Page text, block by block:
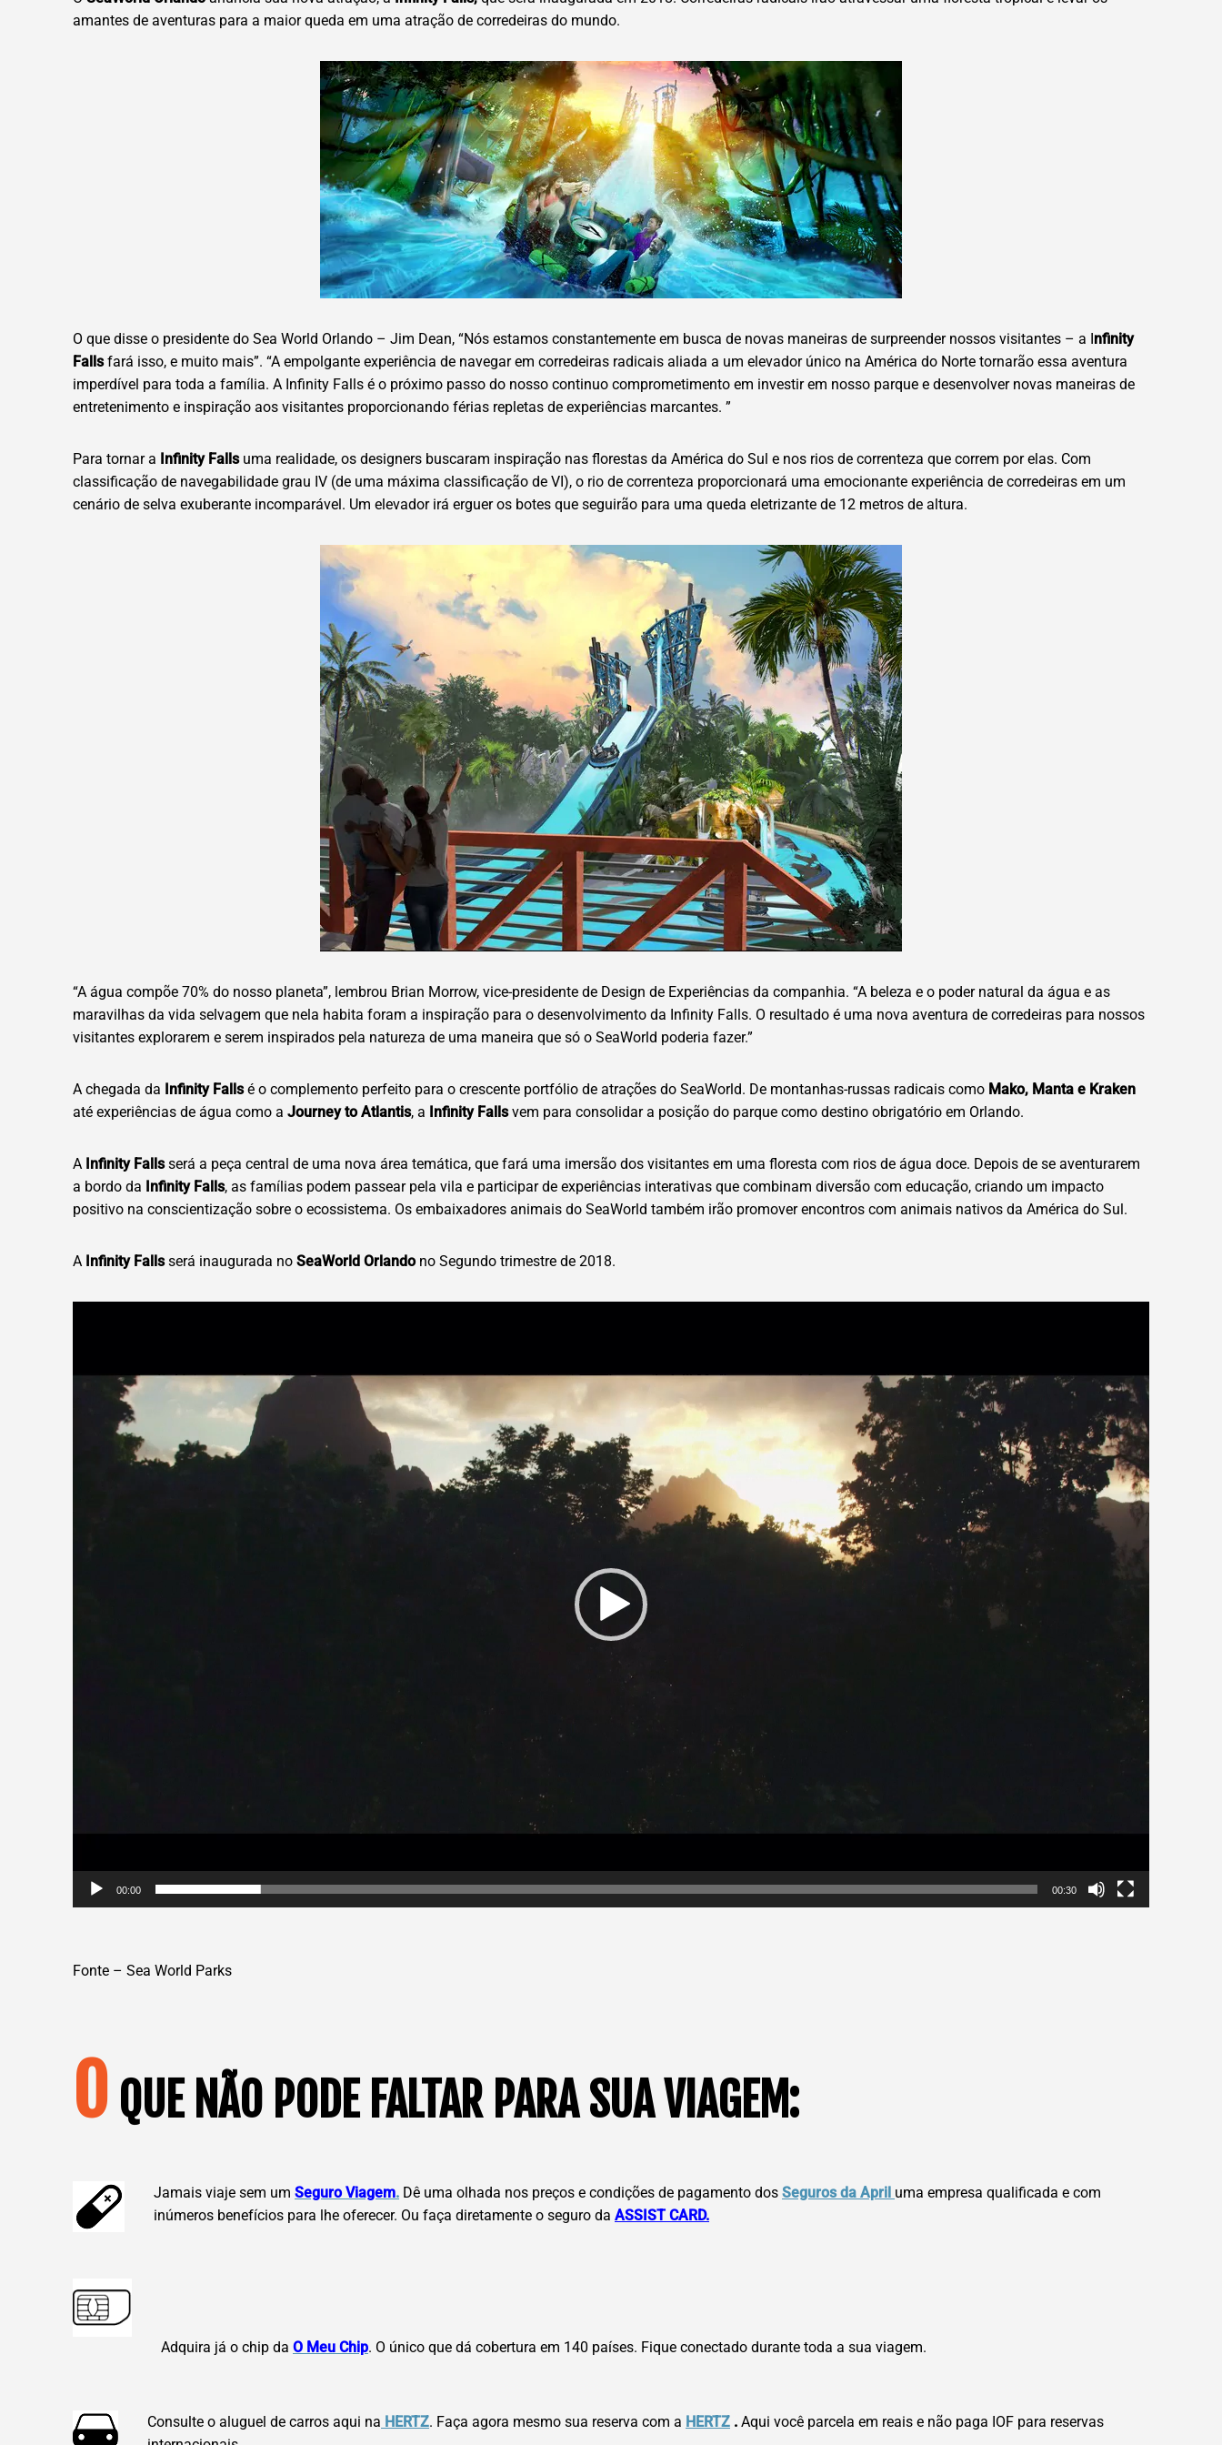
amantes de aventuras para a maior queda em uma atração de corredeiras do mundo.
O que disse o presidente do Sea World Orlando – Jim Dean, “Nós estamos constantemente em busca de novas maneiras de surpreender nossos visitantes – a I nfinity
Fallsfará isso, e muito mais”. “A empolgante experiência de navegar em corredeiras radicais aliada a um elevador único na América do Norte tornarão essa aventura
imperdível para toda a família. A Infinity Falls é o próximo passo do nosso continuo comprometimento em investir em nosso parque e desenvolver novas maneiras de
entretenimento e inspiração aos visitantes proporcionando férias repletas de experiências marcantes. ”
Para tornar a Infinity Fallsuma realidade, os designers buscaram inspiração nas florestas da América do Sul e nos rios de correnteza que correm por elas. Com
classificação de navegabilidade grau IV (de uma máxima classificação de VI), o rio de correnteza proporcionará uma emocionante experiência de corredeiras em um
cenário de selva exuberante incomparável. Um elevador irá erguer os botes que seguirão para uma queda eletrizante de 12 metros de altura.
“A água compõe 70% do nosso planeta”, lembrou Brian Morrow, vice-presidente de Design de Experiências da companhia. “A beleza e o poder natural da água e as
maravilhas da vida selvagem que nela habita foram a inspiração para o desenvolvimento da Infinity Falls. O resultado é uma nova aventura de corredeiras para nossos
visitantes explorarem e serem inspirados pela natureza de uma maneira que só o SeaWorld poderia fazer.”
A chegada da Infinity Fallsé o complemento perfeito para o crescente portfólio de atrações do SeaWorld. De montanhas-russas radicais como Mako, Manta e Kraken
até experiências de água como a Journey to Atlantis, a Infinity Fallsvem para consolidar a posição do parque como destino obrigatório em Orlando.
A Infinity Fallsserá a peça central de uma nova área temática, que fará uma imersão dos visitantes em uma floresta com rios de água doce. Depois de se aventurarem
a bordo da Infinity Falls, as famílias podem passear pela vila e participar de experiências interativas que combinam diversão com educação, criando um impacto
positivo na conscientização sobre o ecossistema. Os embaixadores animais do SeaWorld também irão promover encontros com animais nativos da América do Sul.
A Infinity Fallsserá inaugurada no SeaWorld Orlandono Segundo trimestre de 2018.
a
00:00 00:30
Fonte – Sea World Parks
O QUE NÃO PODE FALTAR PARA SUA VIAGEM:
Jamais viaje sem um Seguro Viagem. Dê uma olhada nos preços e condições de pagamento dos Seguros da April uma empresa qualificada e com
inúmeros benefícios para lhe oferecer. Ou faça diretamente o seguro da ASSIST CARD.
Adquira já o chip da O Meu Chip. O único que dá cobertura em 140 países. Fique conectado durante toda a sua viagem.
Consulte o aluguel de carros aqui na HERTZ. Faça agora mesmo sua reserva com a HERTZ . Aqui você parcela em reais e não paga IOF para reservas